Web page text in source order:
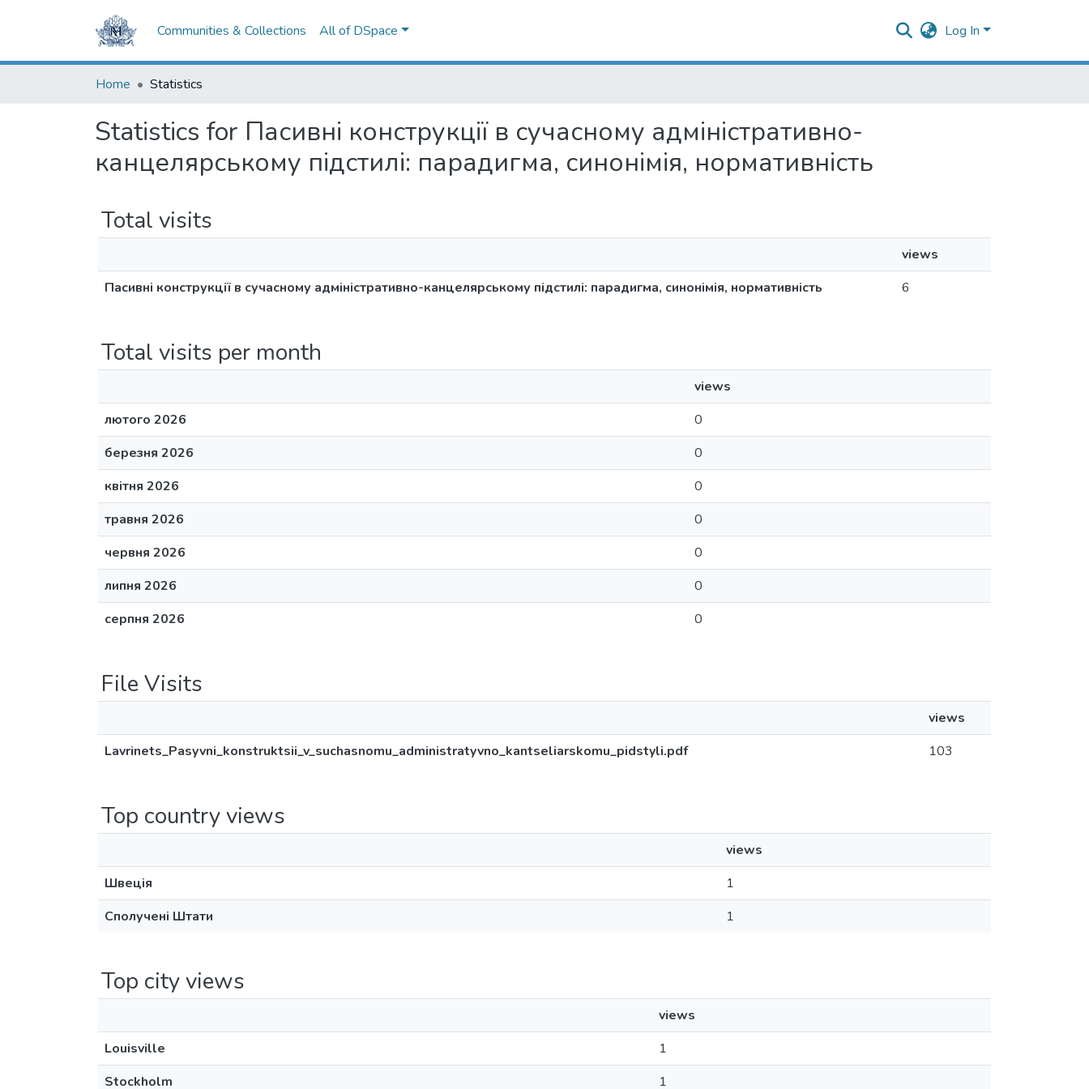
Communities & Collections All of DSpace Log In
Home Statistics
Statistics for Пасивні конструкції в сучасному адміністративно-
канцелярському підстилі: парадигма, синонімія, нормативність
Total visits
views
Пасивні конструкції в сучасному адміністративно-канцелярському підстилі: парадигма, синонімія, нормативність
6
Total visits per month
views
лютого 2026
0
березня 2026
0
квітня 2026
0
травня 2026
0
червня 2026
0
липня 2026
0
серпня 2026
0
File Visits
views
Lavrinets_Pasyvni_konstruktsii_v_suchasnomu_administratyvno_kantseliarskomu_pidstyli.pdf
103
Top country views
views
Швеція
1
Сполучені Штати
1
Top city views
views
Louisville
1
Stockholm
1